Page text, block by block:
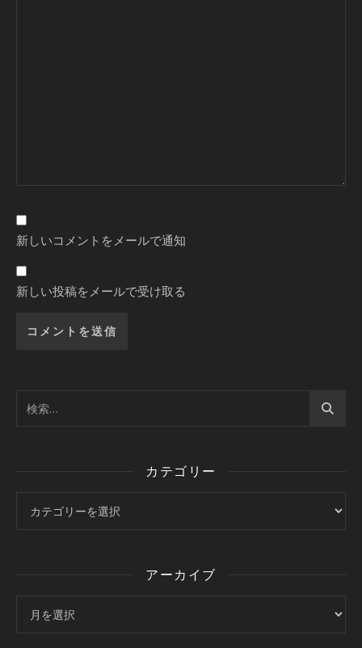
新しいコメントをメールで通知
新しい投稿をメールで受け取る
カテゴリー
アーカイブ